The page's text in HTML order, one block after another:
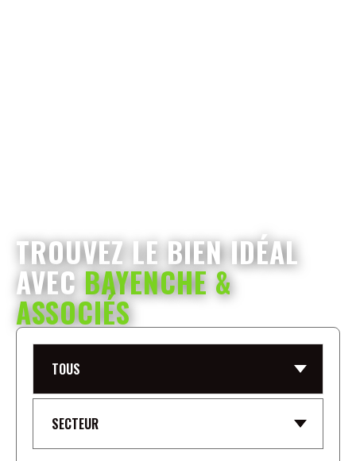
TROUVEZ LE BIEN IDÉAL
AVEC BAYENCHE &
ASSOCIÉS
TOUS
SECTEUR